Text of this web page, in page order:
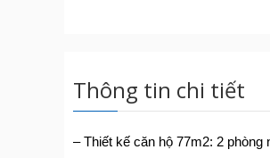
Thông tin chi tiết
– Thiết kế căn hộ 77m2: 2